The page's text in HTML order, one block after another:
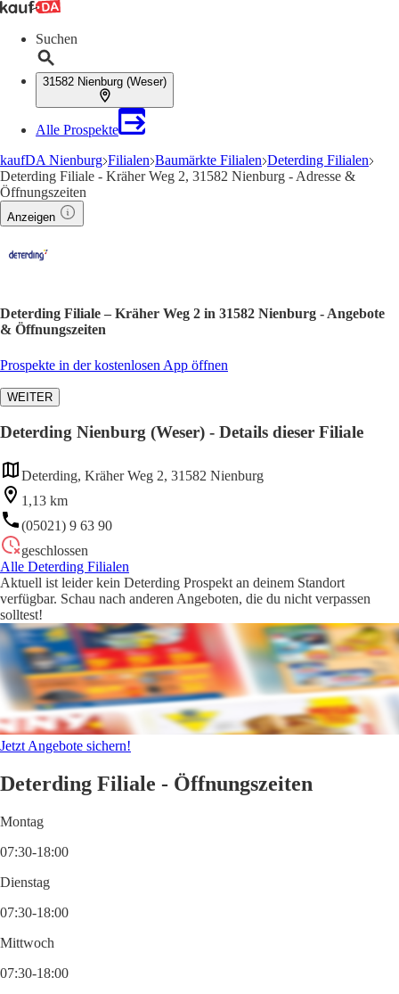
Suchen
31582 Nienburg (Weser)
Alle Prospekte
kaufDA Nienburg Filialen Baumärkte Filialen Deterding Filialen
Deterding Filiale - Kräher Weg 2, 31582 Nienburg - Adresse &
Öffnungszeiten
Anzeigen
Deterding Filiale – Kräher Weg 2 in 31582 Nienburg - Angebote
& Öffnungszeiten
Prospekte in der kostenlosen App öffnen
WEITER
Deterding Nienburg (Weser) - Details dieser Filiale
Deterding, Kräher Weg 2, 31582 Nienburg
1,13 km
(05021) 9 63 90
geschlossen
Alle Deterding Filialen
Aktuell ist leider kein Deterding Prospekt an deinem Standort
verfügbar. Schau nach anderen Angeboten, die du nicht verpassen
solltest!
Jetzt Angebote sichern!
Deterding Filiale - Öffnungszeiten
Montag
07:30-18:00
Dienstag
07:30-18:00
Mittwoch
07:30-18:00